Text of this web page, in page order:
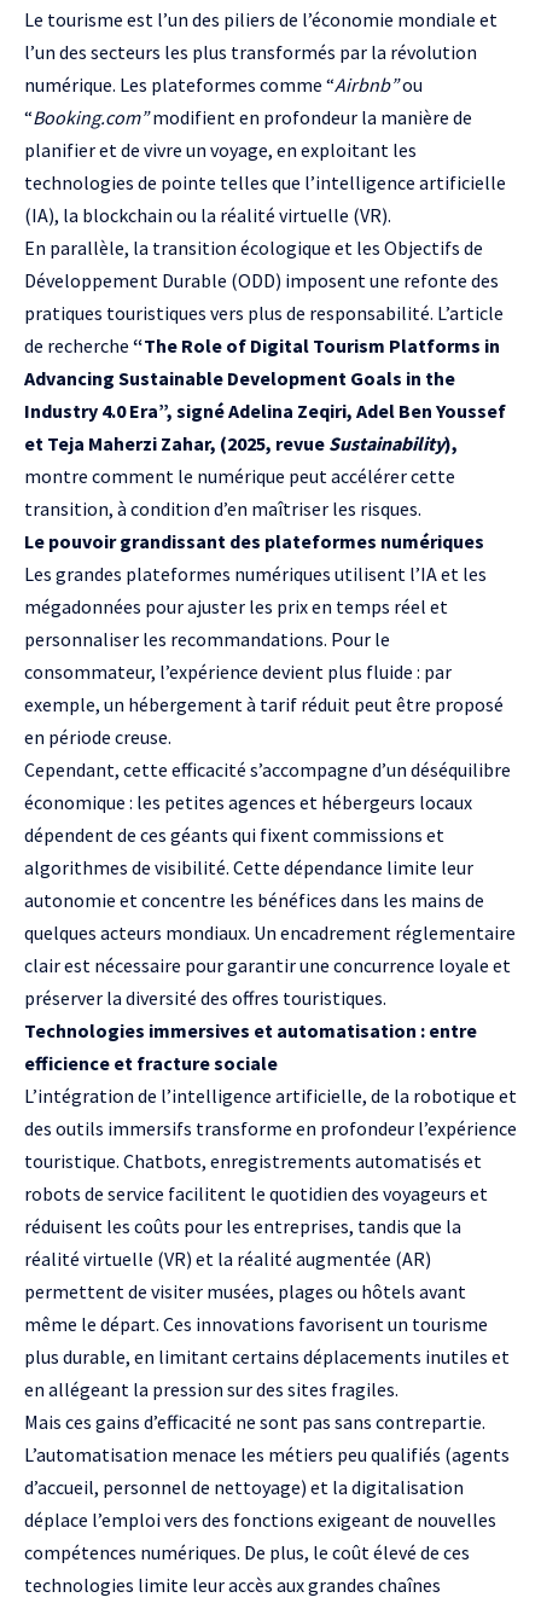
Le tourisme est l’un des piliers de l’économie mondiale et
l’un des secteurs les plus transformés par la révolution
numérique. Les plateformes comme “Airbnb”ou
“Booking.com”modifient en profondeur la manière de
planifier et de vivre un voyage, en exploitant les
technologies de pointe telles que l’intelligence artificielle
(IA), la blockchain ou la réalité virtuelle (VR).
En parallèle, la transition écologique et les Objectifs de
Développement Durable (ODD) imposent une refonte des
pratiques touristiques vers plus de responsabilité. L’article
de recherche “The Role of Digital Tourism Platforms in
Advancing Sustainable Development Goals in the
Industry 4.0 Era”, signé Adelina Zeqiri, Adel Ben Youssef
et Teja Maherzi Zahar, (2025, revue Sustainability),
montre comment le numérique peut accélérer cette
transition, à condition d’en maîtriser les risques.
Le pouvoir grandissant des plateformes numériques
Les grandes plateformes numériques utilisent l’IA et les
mégadonnées pour ajuster les prix en temps réel et
personnaliser les recommandations. Pour le
consommateur, l’expérience devient plus fluide : par
exemple, un hébergement à tarif réduit peut être proposé
en période creuse.
Cependant, cette efficacité s’accompagne d’un déséquilibre
économique : les petites agences et hébergeurs locaux
dépendent de ces géants qui fixent commissions et
algorithmes de visibilité. Cette dépendance limite leur
autonomie et concentre les bénéfices dans les mains de
quelques acteurs mondiaux. Un encadrement réglementaire
clair est nécessaire pour garantir une concurrence loyale et
préserver la diversité des offres touristiques.
Technologies immersives et automatisation : entre
efficience et fracture sociale
L’intégration de l’intelligence artificielle, de la robotique et
des outils immersifs transforme en profondeur l’expérience
touristique. Chatbots, enregistrements automatisés et
robots de service facilitent le quotidien des voyageurs et
réduisent les coûts pour les entreprises, tandis que la
réalité virtuelle (VR) et la réalité augmentée (AR)
permettent de visiter musées, plages ou hôtels avant
même le départ. Ces innovations favorisent un tourisme
plus durable, en limitant certains déplacements inutiles et
en allégeant la pression sur des sites fragiles.
Mais ces gains d’efficacité ne sont pas sans contrepartie.
L’automatisation menace les métiers peu qualifiés (agents
d’accueil, personnel de nettoyage) et la digitalisation
déplace l’emploi vers des fonctions exigeant de nouvelles
compétences numériques. De plus, le coût élevé de ces
technologies limite leur accès aux grandes chaînes